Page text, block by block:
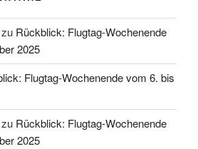
zu Rückblick: Flugtag-Wochenende
2025
Flugtag-Wochenende vom 6. bis
zu Rückblick: Flugtag-Wochenende
2025